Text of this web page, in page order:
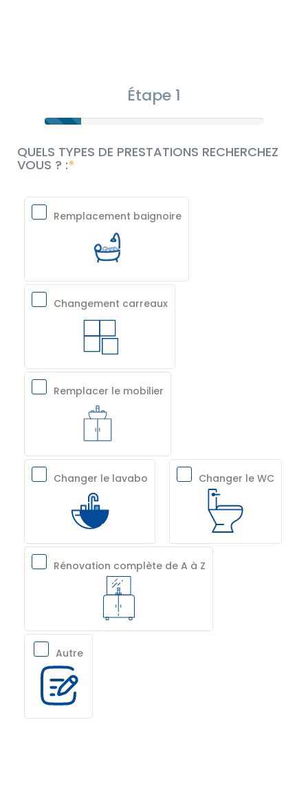
Étape 1
QUELS TYPES DE PRESTATIONS RECHERCHEZ
VOUS ? :
Remplacement baignoire
Changement carreaux
Remplacer le mobilier
Changer le lavabo Changer le WC
Rénovation complète de A à Z
Autre